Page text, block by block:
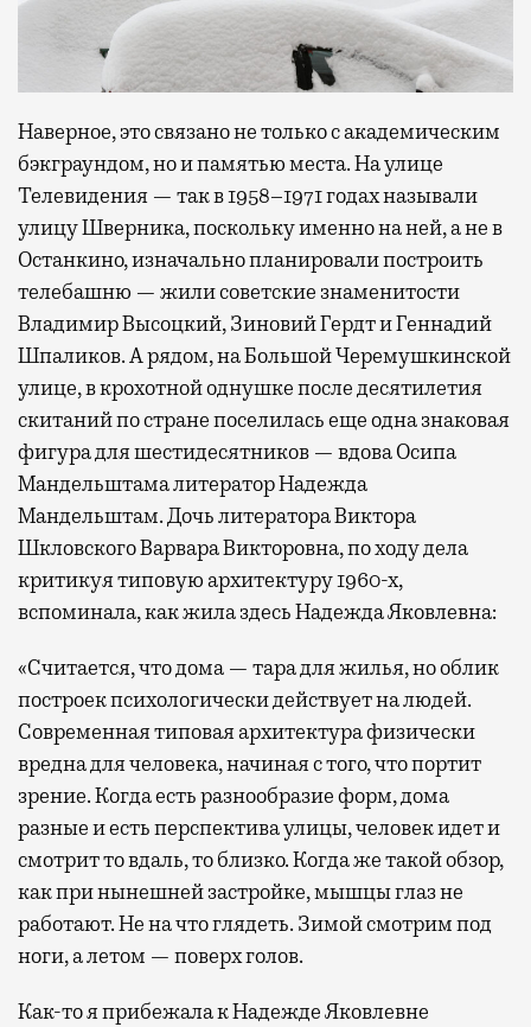
Наверное, это связано не только с академическим
бэкграундом, но и памятью места. На улице
Телевидения — так в 1958–1971 годах называли
улицу Шверника, поскольку именно на ней, а не в
Останкино, изначально планировали построить
телебашню — жили советские знаменитости
Владимир Высоцкий, Зиновий Гердт и Геннадий
Шпаликов. А рядом, на Большой Черемушкинской
улице, в крохотной однушке после десятилетия
скитаний по стране поселилась еще одна знаковая
фигура для шестидесятников — вдова Осипа
Мандельштама литератор Надежда
Мандельштам. Дочь литератора Виктора
Шкловского Варвара Викторовна, по ходу дела
критикуя типовую архитектуру 1960-х,
вспоминала, как жила здесь Надежда Яковлевна:
«Считается, что дома — тара для жилья, но облик
построек психологически действует на людей.
Современная типовая архитектура физически
вредна для человека, начиная с того, что портит
зрение. Когда есть разнообразие форм, дома
разные и есть перспектива улицы, человек идет и
смотрит то вдаль, то близко. Когда же такой обзор,
как при нынешней застройке, мышцы глаз не
работают. Не на что глядеть. Зимой смотрим под
ноги, а летом — поверх голов.
Как-то я прибежала к Надежде Яковлевне